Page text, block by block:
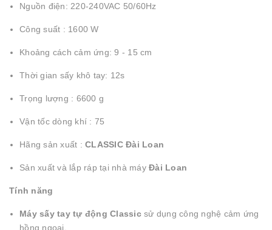
Nguồn điện: 220-240VAC 50/60Hz
Công suất : 1600 W
Khoảng cách cảm ứng: 9 - 15 cm
Thời gian sấy khô tay: 12s
Trọng lượng : 6600 g
Vận tốc dòng khí : 75
Hãng sản xuất : CLASSIC Đài Loan
Sản xuất và lắp ráp tại nhà máy Đài Loan
Tính năng
Máy sấy tay tự động Classicsử dụng công nghệ cảm ứng
hồng ngoại.